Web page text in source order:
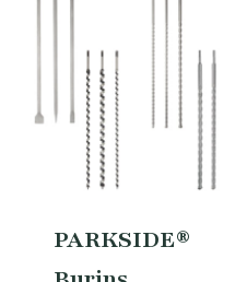
PARKSIDE®